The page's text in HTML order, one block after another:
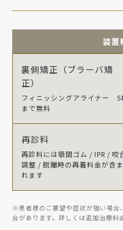
装置
裏側矯正（ブラーバ矯
正）
フィニッシングアライナー 5
まで無料
再診料
再診料には顎間ゴム / IPR / 咬
調整 / 脱離時の再着料金が含ま
れます
※患者様のご要望や症状が強い場合
合があります。詳しくは追加治療料